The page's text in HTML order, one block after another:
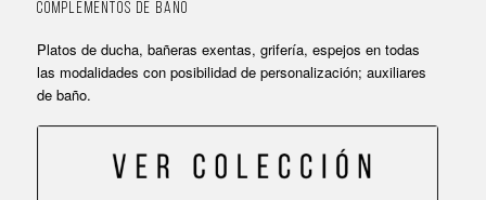
C O M P L E M E N T O S D E B A Ñ O
Platos de ducha, bañeras exentas, grifería, espejos en todas
las modalidades con posibilidad de personalización; auxiliares
de baño.